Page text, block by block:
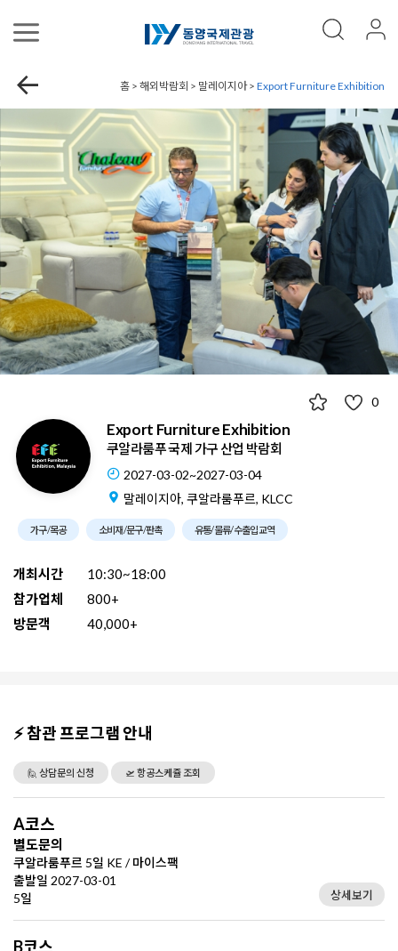
홈 > 해외박람회 > 말레이지아 > Export Furniture Exhibition
0
Export Furniture Exhibition
쿠알라룸푸 국제 가구 산업 박람회
2027-03-02~2027-03-04
말레이지아, 쿠알라룸푸르, KLCC
가구/목공 소비재/문구/판촉 유통/물류/수출입교역
개최시간
10:30~18:00
참가업체
800+
방문객
40,000+
⚡ 참관 프로그램 안내
🙋 상담문의 신청 🛫 항공스케쥴 조회
A코스
별도문의
쿠알라룸푸르 5일 KE / 마이스팩
출발일 2027-03-01
5일
상세보기
B코스